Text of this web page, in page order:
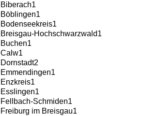
Biberach1
Böblingen1
Bodenseekreis1
Breisgau-Hochschwarzwald1
Buchen1
Calw1
Dornstadt2
Emmendingen1
Enzkreis1
Esslingen1
Fellbach-Schmiden1
Freiburg im Breisgau1